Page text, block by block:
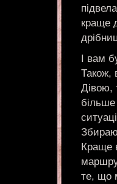
краще
І вам
Також,
Дівою,
більше
Краще
те, що